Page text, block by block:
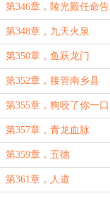
第346章，陵光殿任命
第348章，九天火泉
第350章，鱼跃龙门
第352章，接管南乡县
第355章，狗咬了你一
咬狗一口？
第357章，青龙血脉
第359章，五德
第361章，人道